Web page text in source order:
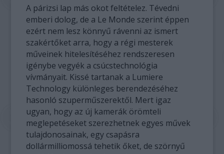
A párizsi lap más okot feltételez. Tévedni
emberi dolog, de a Le Monde szerint éppen
ezért nem lesz könnyű rávenni az ismert
szakértőket arra, hogy a régi mesterek
műveinek hitelesítéséhez rendszeresen
igénybe vegyék a csúcstechnológia
vívmányait. Kissé tartanak a Lumiere
Technology különleges berendezéséhez
hasonló szuperműszerektől. Mert igaz
ugyan, hogy az új kamerák örömteli
meglepetéseket szerezhetnek egyes művek
tulajdonosainak, egy csapásra
dollármilliomossá tehetik őket, de szörnyű